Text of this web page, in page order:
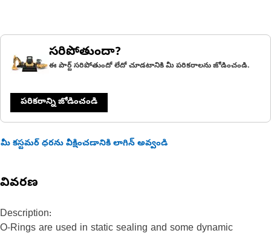
సరిపోతుందా?
ఈ పార్ట్ సరిపోతుందో లేదో చూడటానికి మీ పరికరాలను జోడించండి.
పరికరాన్ని జోడించండి
మీ కస్టమర్ ధరను వీక్షించడానికి లాగిన్ అవ్వండి
వివరణ
Description:
O-Rings are used in static sealing and some dynamic